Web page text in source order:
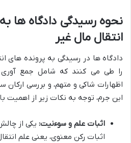
نحوه رسیدگی دادگاه ها
انتقال مال غیر
دادگاه ها در رسیدگی به پرونده های
را طی می کنند که شامل جمع آوری
اظهارات شاکی و متهم، و بررسی ارکان
این جرم، توجه به نکات زیر از اهمیت
اثبات علم و سوءنیت: یکی از
اثبات رکن معنوی، یعنی علم